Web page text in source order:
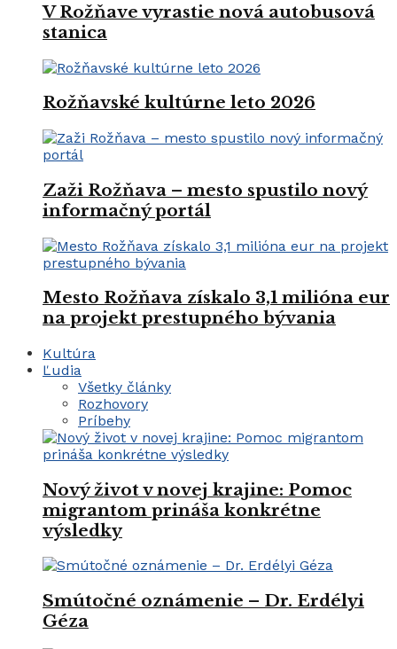
V Rožňave vyrastie nová autobusová
stanica
Rožňavské kultúrne leto 2026
Zaži Rožňava – mesto spustilo nový
informačný portál
Mesto Rožňava získalo 3,1 milióna eur
na projekt prestupného bývania
Kultúra
Ľudia
Všetky články
Rozhovory
Príbehy
Nový život v novej krajine: Pomoc
migrantom prináša konkrétne
výsledky
Smútočné oznámenie – Dr. Erdélyi
Géza